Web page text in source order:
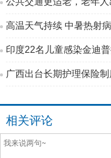
高温天气持续 中暑热射
印度22名儿童感染金迪
广西出台长期护理保险
相关评论